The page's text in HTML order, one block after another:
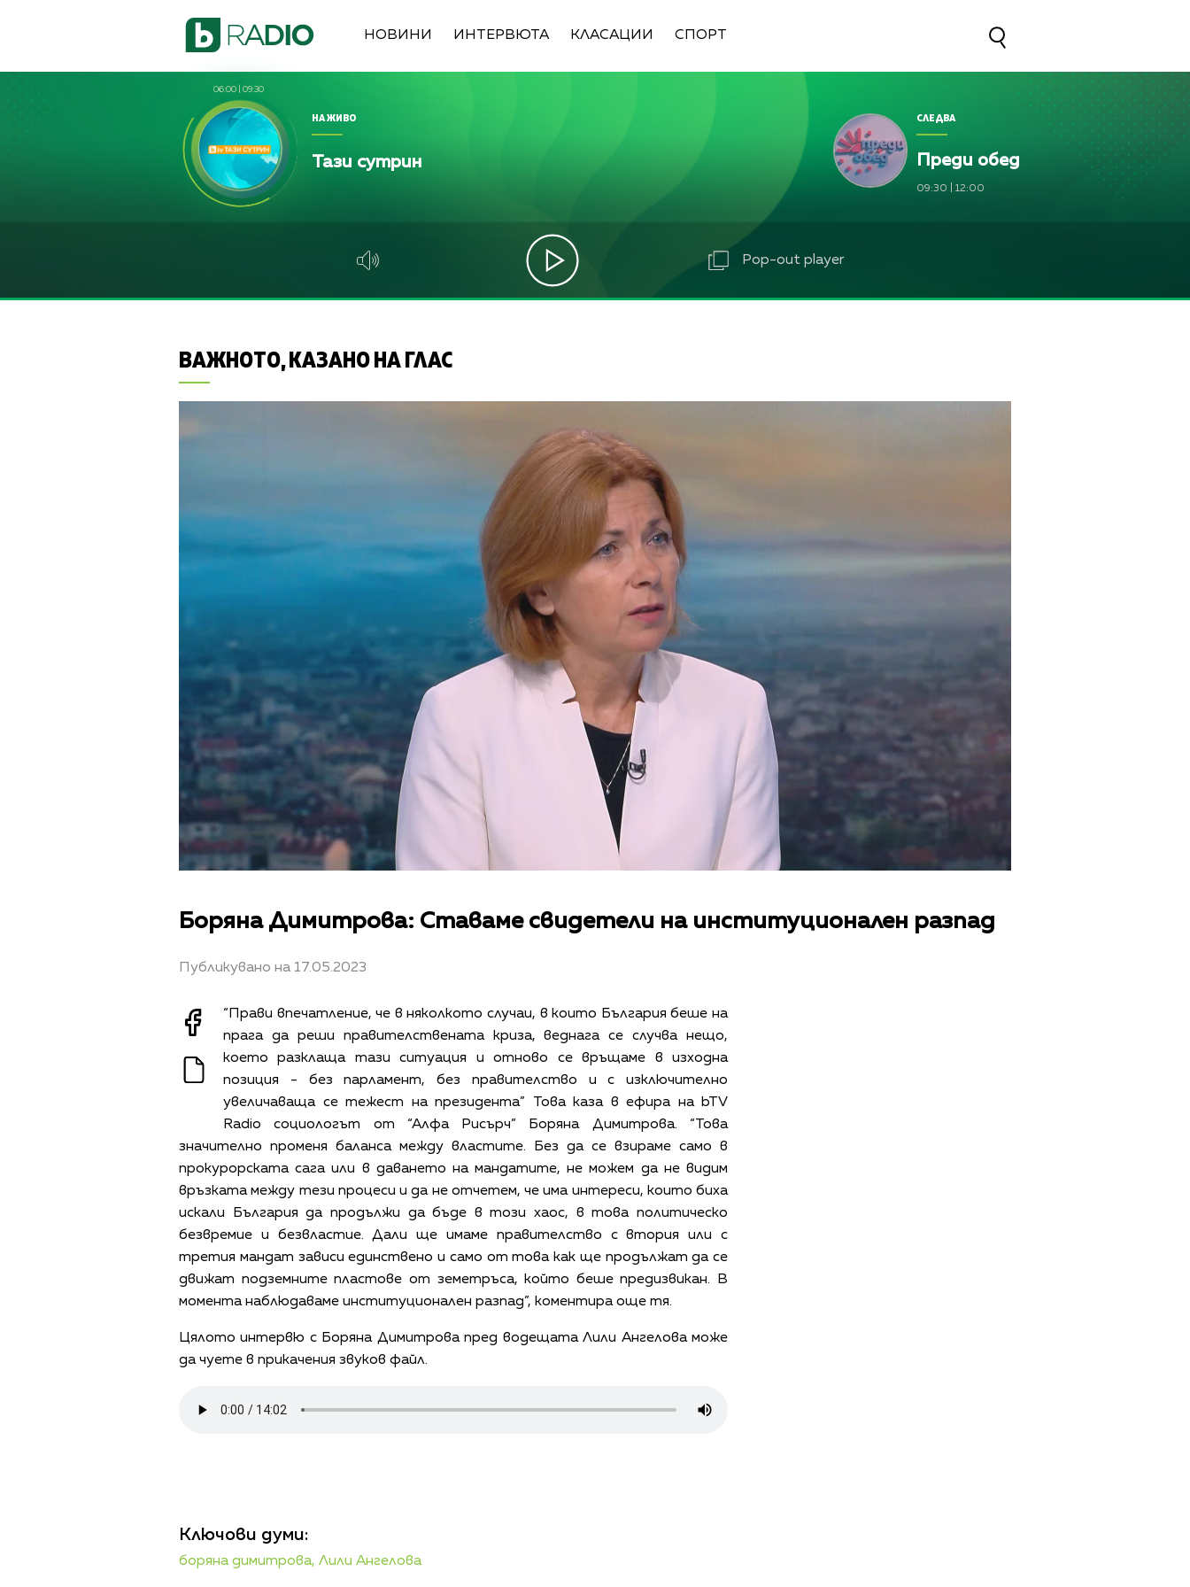
НОВИНИ ИНТЕРВЮТА КЛАСАЦИИ СПОРТ
06:00 09:30
НА ЖИВО
Тази сутрин
СЛЕДВА
Преди обед
09:30 12:00
Pop-out player
ВАЖНОТО, КАЗАНО НА ГЛАС
Боряна Димитрова: Ставаме свидетели на институционален разпад
Публикувано на 17.05.2023
“Прави впечатление, че в няколкото случаи, в които България беше на
прага да реши правителствената криза, веднага се случва нещо,
което разклаща тази ситуация и отново се връщаме в изходна
позиция - без парламент, без правителство и с изключително
увеличаваща се тежест на президента” Това каза в ефира на bTV
Radio социологът от “Алфа Рисърч” Боряна Димитрова. “Това
значително променя баланса между властите. Без да се взираме само в
прокурорската сага или в даването на мандатите, не можем да не видим
връзката между тези процеси и да не отчетем, че има интереси, които биха
искали България да продължи да бъде в този хаос, в това политическо
безвремие и безвластие. Дали ще имаме правителство с втория или с
третия мандат зависи единствено и само от това как ще продължат да се
движат подземните пластове от земетръса, който беше предизвикан. В
момента наблюдаваме институционален разпад”, коментира още тя.
Цялото интервю с Боряна Димитрова пред водещата Лили Ангелова може
да чуете в прикачения звуков файл.
Ключови думи:
боряна димитрова, Лили Ангелова